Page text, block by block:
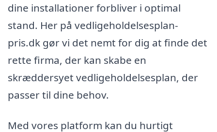
dine installationer forbliver i optimal
stand. Her på vedligeholdelsesplan-
pris.dk gør vi det nemt for dig at finde det
rette firma, der kan skabe en
skræddersyet vedligeholdelsesplan, der
passer til dine behov.
Med vores platform kan du hurtigt